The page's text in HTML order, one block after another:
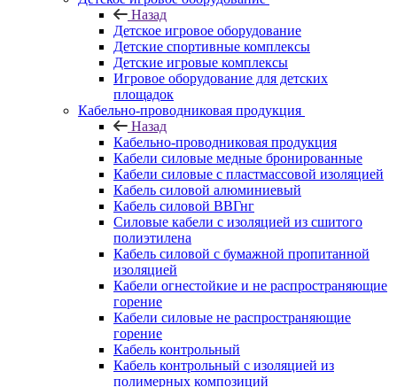
Назад
Детское игровое оборудование
Детские спортивные комплексы
Детские игровые комплексы
Игровое оборудование для детских
площадок
Кабельно-проводниковая продукция
Назад
Кабельно-проводниковая продукция
Кабели силовые медные бронированные
Кабели силовые с пластмассовой изоляцией
Кабель силовой алюминиевый
Кабель силовой ВВГнг
Силовые кабели с изоляцией из сшитого
полиэтилена
Кабель силовой с бумажной пропитанной
изоляцией
Кабели огнестойкие и не распространяющие
горение
Кабели силовые не распространяющие
горение
Кабель контрольный
Кабель контрольный с изоляцией из
полимерных композиций